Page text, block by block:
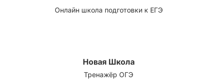
Онлайн школа подготовки к ЕГЭ
Новая Школа
Тренажёр ОГЭ